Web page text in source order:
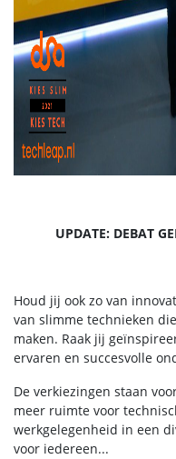
UPDATE: DEBAT
Houd jij ook zo van
van slimme technieken
maken. Raak jij
ervaren en succesvolle
De verkiezingen staan
meer ruimte voor
werkgelegenheid in een
voor iedereen...